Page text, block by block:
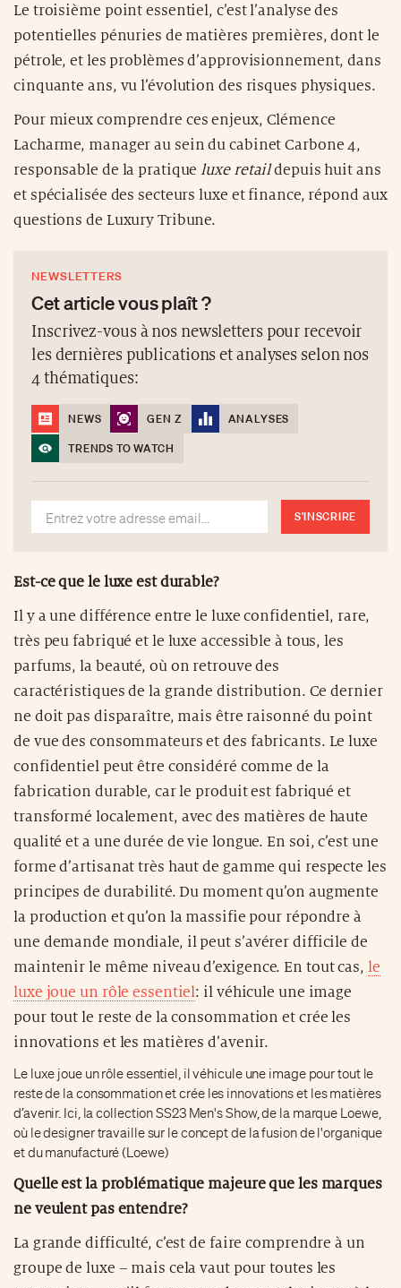
Le troisième point essentiel, c’est l’analyse des
potentielles pénuries de matières premières, dont le
pétrole, et les problèmes d’approvisionnement, dans
cinquante ans, vu l’évolution des risques physiques.
Pour mieux comprendre ces enjeux, Clémence
Lacharme, manager au sein du cabinet Carbone 4,
responsable de la pratiqueluxe retaildepuis huit ans
et spécialisée des secteurs luxe et finance, répond aux
questions de Luxury Tribune.
NEWSLETTERS
Cet article vous plaît ?
Inscrivez-vous à nos newsletters pour recevoir
les dernières publications et analyses selon nos
4 thématiques:
NEWS GEN Z
ANALYSES
TRENDS TO WATCH
S'INSCRIRE
Est-ce que le luxe est durable?
Il y a une différence entre le luxe confidentiel, rare,
très peu fabriqué et le luxe accessible à tous, les
parfums, la beauté, où on retrouve des
caractéristiques de la grande distribution. Ce dernier
ne doit pas disparaître, mais être raisonné du point
de vue des consommateurs et des fabricants. Le luxe
confidentiel peut être considéré comme de la
fabrication durable, car le produit est fabriqué et
transformé localement, avec des matières de haute
qualité et a une durée de vie longue. En soi, c’est une
forme d’artisanat très haut de gamme qui respecte les
principes de durabilité. Du moment qu’on augmente
la production et qu’on la massifie pour répondre à
une demande mondiale, il peut s’avérer difficile de
maintenir le même niveau d’exigence. En tout cas, le
luxe joue un rôle essentiel: il véhicule une image
pour tout le reste de la consommation et crée les
innovations et les matières d’avenir.
Le luxe joue un rôle essentiel, il véhicule une image pour tout le
reste de la consommation et crée les innovations et les matières
d’avenir. Ici, la collection SS23 Men's Show, de la marque Loewe,
où le designer travaille sur le concept de la fusion de l'organique
et du manufacturé (Loewe)
Quelle est la problématique majeure que les marques
ne veulent pas entendre?
La grande difficulté, c’est de faire comprendre à un
groupe de luxe – mais cela vaut pour toutes les